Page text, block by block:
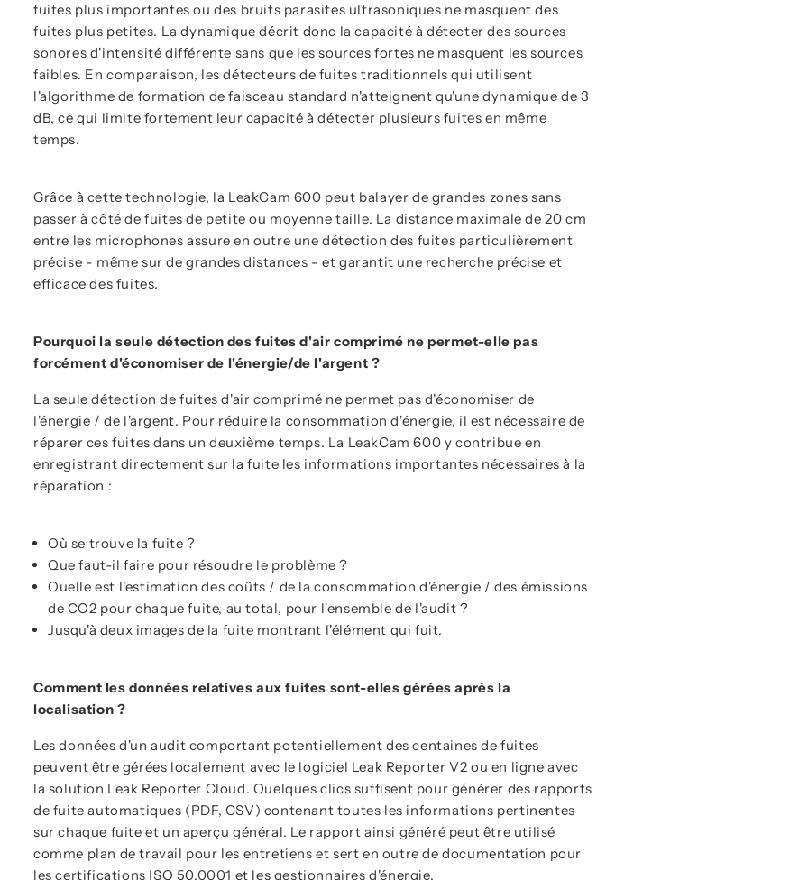
fuites plus importantes ou des bruits parasites ultrasoniques ne masquent des
fuites plus petites. La dynamique décrit donc la capacité à détecter des sources
sonores d'intensité différente sans que les sources fortes ne masquent les sources
faibles. En comparaison, les détecteurs de fuites traditionnels qui utilisent
l'algorithme de formation de faisceau standard n'atteignent qu'une dynamique de 3
dB, ce qui limite fortement leur capacité à détecter plusieurs fuites en même
temps.
Grâce à cette technologie, la LeakCam 600 peut balayer de grandes zones sans
passer à côté de fuites de petite ou moyenne taille. La distance maximale de 20 cm
entre les microphones assure en outre une détection des fuites particulièrement
précise - même sur de grandes distances - et garantit une recherche précise et
efficace des fuites.
Pourquoi la seule détection des fuites d'air comprimé ne permet-elle pas
forcément d'économiser de l'énergie/de l'argent ?
La seule détection de fuites d'air comprimé ne permet pas d'économiser de
l'énergie / de l'argent. Pour réduire la consommation d'énergie, il est nécessaire de
réparer ces fuites dans un deuxième temps. La LeakCam 600 y contribue en
enregistrant directement sur la fuite les informations importantes nécessaires à la
réparation :
Où se trouve la fuite ?
Que faut-il faire pour résoudre le problème ?
Quelle est l'estimation des coûts / de la consommation d'énergie / des émissions
de CO2 pour chaque fuite, au total, pour l'ensemble de l'audit ?
Jusqu'à deux images de la fuite montrant l'élément qui fuit.
Comment les données relatives aux fuites sont-elles gérées après la
localisation ?
Les données d'un audit comportant potentiellement des centaines de fuites
peuvent être gérées localement avec le logiciel Leak Reporter V2 ou en ligne avec
la solution Leak Reporter Cloud. Quelques clics suffisent pour générer des rapports
de fuite automatiques (PDF, CSV) contenant toutes les informations pertinentes
sur chaque fuite et un aperçu général. Le rapport ainsi généré peut être utilisé
comme plan de travail pour les entretiens et sert en outre de documentation pour
les certifications ISO 50.0001 et les gestionnaires d'énergie.